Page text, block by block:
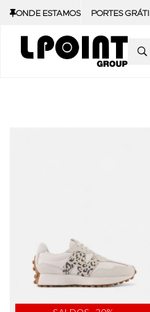
ONDE ESTAMOS PORTES